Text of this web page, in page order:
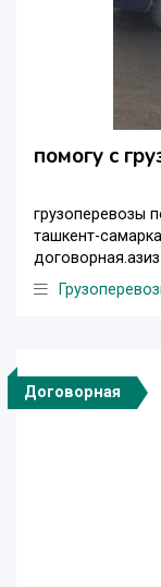
помогу с
грузоперевозы
ташкент-
договорная.азиз
Договорная